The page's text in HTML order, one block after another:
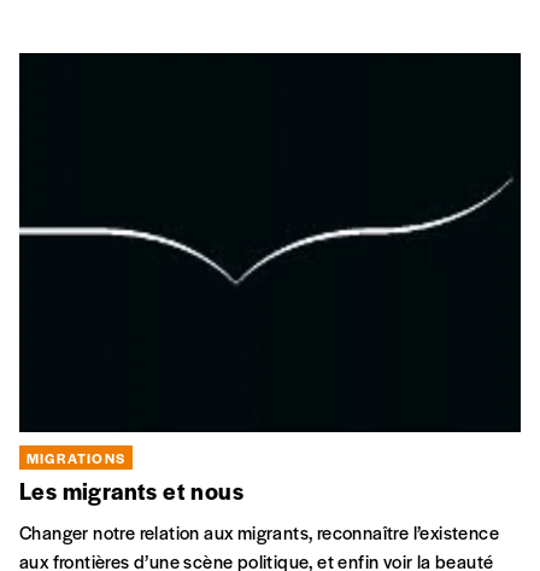
MIGRATIONS
Les migrants et nous
Changer notre relation aux migrants, reconnaître l’existence
aux frontières d’une scène politique, et enfin voir la beauté